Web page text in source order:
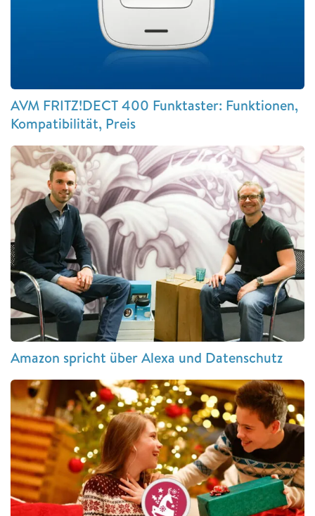
AVM FRITZ!DECT 400 Funktaster: Funktionen,
Kompatibilität, Preis
Amazon spricht über Alexa und Datenschutz